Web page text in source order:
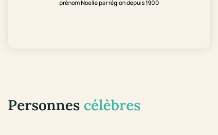
prénom Noelie par région depuis 1900
Personnes célèbres